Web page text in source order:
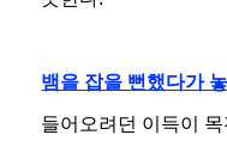
뱀을 잡을 뻔했다가
들어오려던 이득이